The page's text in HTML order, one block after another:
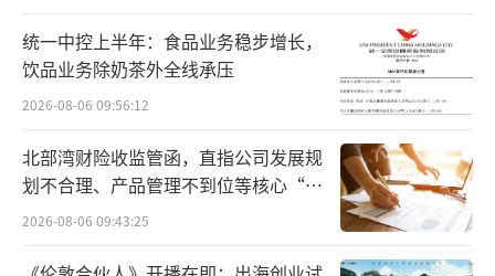
日以来人民银行维持了千亿以上的逆回购操
作，主要目的是对冲月末季节性资金偏紧压
力。此外，7月22日以来逆回购操作模式从利率
招标转变为数量招标，人民银行在确定逆回购
利率的基础上，逆回购的释放量理论上由市场
决定，月末规模增加也是机构对流动性需求抬
升的结果。
统一中控上半年：食品业务稳步增长，
饮品业务除奶茶外全线承压
2026-08-06 09:56:12
北部湾财险收监管函，直指公司发展规
划不合理、产品管理不到位等核心“痛
点”
2026-08-06 09:43:25